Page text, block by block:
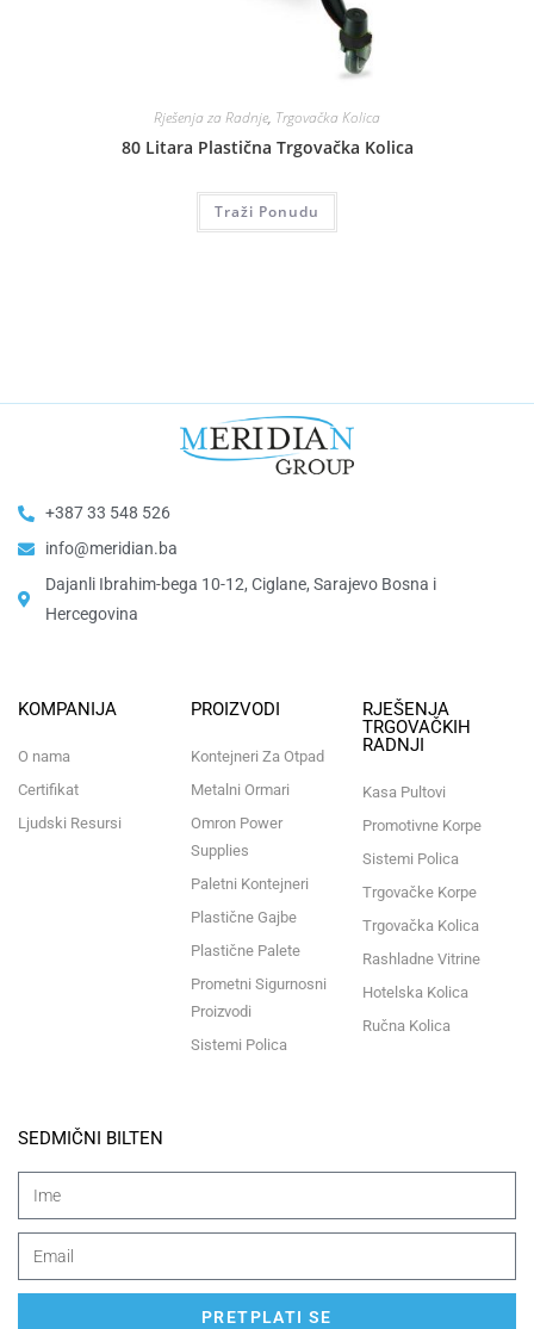
Rješenja za Radnje, Trgovačka Kolica
80 Litara Plastična Trgovačka Kolica
Traži Ponudu
+387 33 548 526
info@meridian.ba
Dajanli Ibrahim-bega 10-12, Ciglane, Sarajevo Bosna i
Hercegovina​
KOMPANIJA
O nama
Certifikat
Ljudski Resursi
PROIZVODI
Kontejneri Za Otpad
Metalni Ormari
Omron Power
Supplies
Paletni Kontejneri
Plastične Gajbe
Plastične Palete
Prometni Sigurnosni
Proizvodi
Sistemi Polica
RJEŠENJA
TRGOVAČKIH
RADNJI
Kasa Pultovi
Promotivne Korpe
Sistemi Polica
Trgovačke Korpe
Trgovačka Kolica
Rashladne Vitrine
Hotelska Kolica
Ručna Kolica
SEDMIČNI BILTEN
PRETPLATI SE